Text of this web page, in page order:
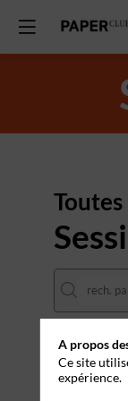
Toutes
DATES
A propos
Ce site
expérience.